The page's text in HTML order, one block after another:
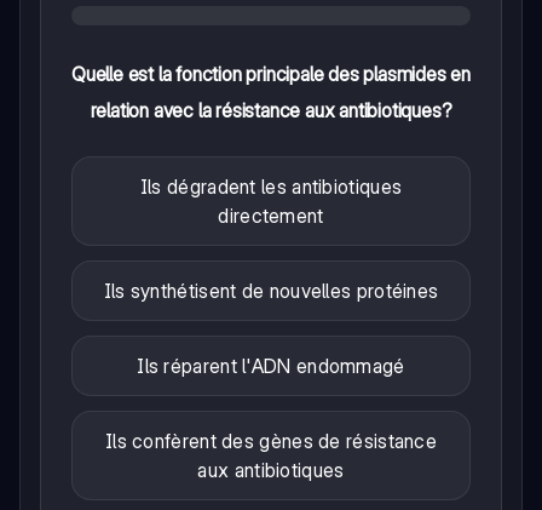
Quelle est la fonction principale des plasmides en
relation avec la résistance aux antibiotiques?
Ils dégradent les antibiotiques
directement
Ils synthétisent de nouvelles protéines
Ils réparent l'ADN endommagé
Ils confèrent des gènes de résistance
aux antibiotiques